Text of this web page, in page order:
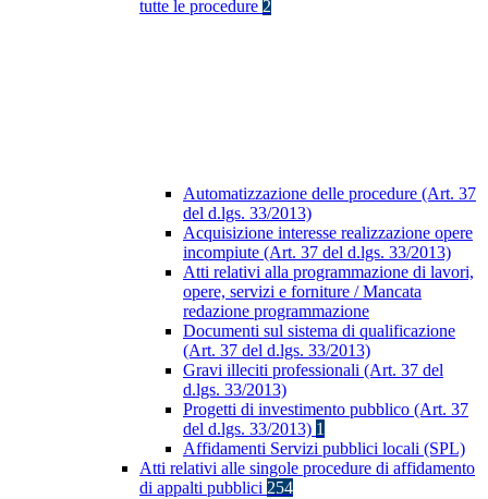
tutte le procedure 2
Automatizzazione delle procedure (Art. 37
del d.lgs. 33/2013)
Acquisizione interesse realizzazione opere
incompiute (Art. 37 del d.lgs. 33/2013)
Atti relativi alla programmazione di lavori,
opere, servizi e forniture / Mancata
redazione programmazione
Documenti sul sistema di qualificazione
(Art. 37 del d.lgs. 33/2013)
Gravi illeciti professionali (Art. 37 del
d.lgs. 33/2013)
Progetti di investimento pubblico (Art. 37
del d.lgs. 33/2013) 1
Affidamenti Servizi pubblici locali (SPL)
Atti relativi alle singole procedure di affidamento
di appalti pubblici 254